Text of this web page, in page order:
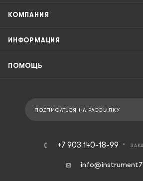
КОМПАНИЯ
ИНФОРМАЦИЯ
ПОМОЩЬ
ПОДПИСАТЬСЯ НА РАССЫЛКУ
+7 903 140-18-99